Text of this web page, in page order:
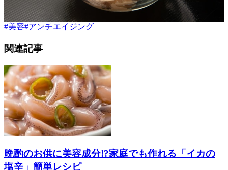
#美容#アンチエイジング
関連記事
晩酌のお供に美容成分!?家庭でも作れる「イカの
塩辛」簡単レシピ